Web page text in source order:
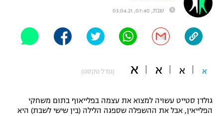
תקנון עבור פעילות אלקטרה
היאבקות WWE
אופניים
פוטבול אמריקאי NFL
שבת, 07:40, 03.04.21
א א א א (גודל טקסט)
גולדן סטייט עשויה למצוא את עצמה בפלייאוף בתום משחקי
הפלייאין, אבל את ההשפלה שספגה הלילה (בין שישי לשבת) היא